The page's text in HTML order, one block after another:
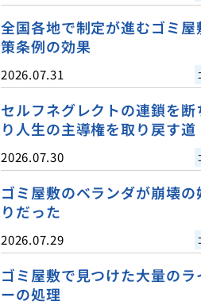
全国各地で制定が進むゴミ屋
策条例の効果
2026.07.31
セルフネグレクトの連鎖を断
り人生の主導権を取り戻す道
2026.07.30
ゴミ屋敷のベランダが崩壊の
りだった
2026.07.29
ゴミ屋敷で見つけた大量のラ
ーの処理